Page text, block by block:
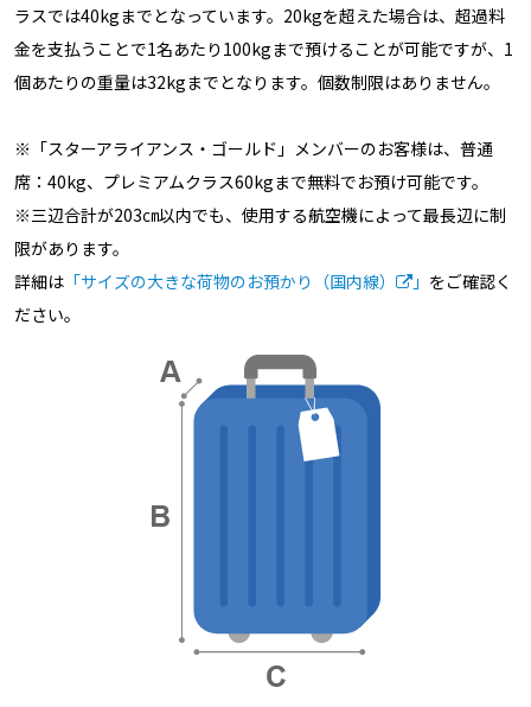
ラスでは40kgまでとなっています。20kgを超えた場合は、超過料
金を支払うことで1名あたり100kgまで預けることが可能ですが、1
個あたりの重量は32kgまでとなります。個数制限はありません。
※「スターアライアンス・ゴールド」メンバーのお客様は、普通
席：40kg、プレミアムクラス60kgまで無料でお預け可能です。
※三辺合計が203㎝以内でも、使用する航空機によって最長辺に制
限があります。
詳細は 「サイズの大きな荷物のお預かり（国内線） 」 をご確認く
ださい。